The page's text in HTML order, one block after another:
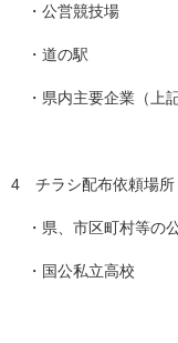
・公営競技場
・道の駅
・県内主要企業（上
4 チラシ配布依頼場所
・県、市区町村等の
・国公私立高校